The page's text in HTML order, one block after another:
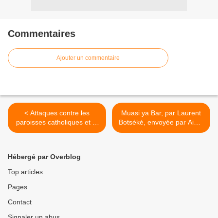
Commentaires
Ajouter un commentaire
< Attaques contre les
paroisses catholiques et la
brutalité policière
Muasi ya Bar, par Laurent
Botséké, envoyée par Aimé
Atipo. >
Hébergé par Overblog
Top articles
Pages
Contact